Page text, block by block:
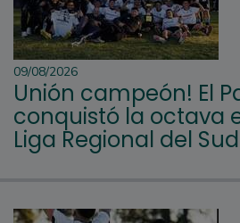
09/08/2026
Unión campeón! El
conquistó la octava
Liga Regional del Sud